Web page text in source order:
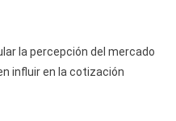
la percepción del mercado
influir en la cotización